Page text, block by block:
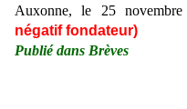
Auxonne, le 25
négatif fondateur)
Publié dans Brèves